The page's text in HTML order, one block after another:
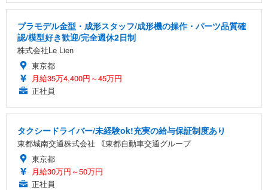
プラモデル金型・成形スタッフ/成形機の操作・パーツ品質確
認/模型好き歓迎/完全週休2日制
株式会社Le Lien
東京都
月給35万4,400円～45万円
正社員
タクシードライバー/未経験ok!充実の給与保証制度あり
東都城南交通株式会社 ｟東都自動車交通グループ
東京都
月給30万円～50万円
正社員